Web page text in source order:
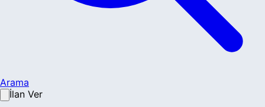
Arama
İlan Ver